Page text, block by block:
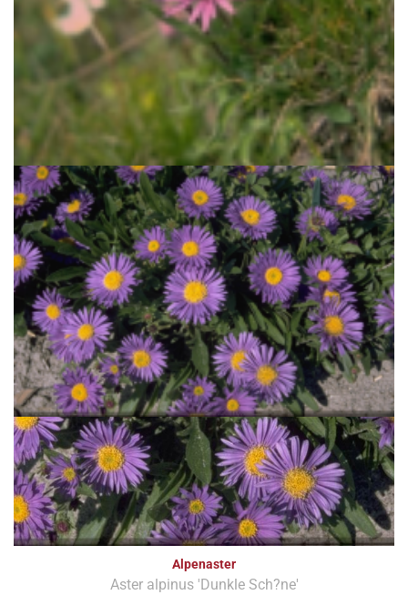
Alpenaster
Aster alpinus
Alpenaster
Aster alpinus 'Dunkle Sch?ne'